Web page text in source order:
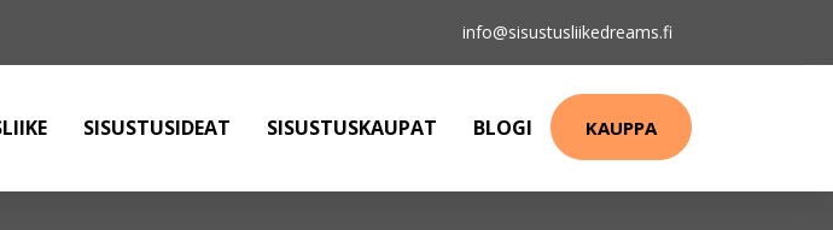
info@sisustusliikedreams.fi
SISUSTUSIDEAT SISUSTUSKAUPAT BLOGI KAUPPA